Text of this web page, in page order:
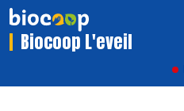
Biocoop L'eveil